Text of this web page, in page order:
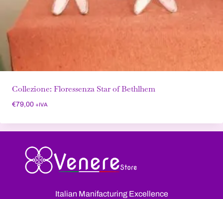
Collezione: Floressenza Star of Bethlhem
€79,00 +IVA
Italian Manifacturing Excellence